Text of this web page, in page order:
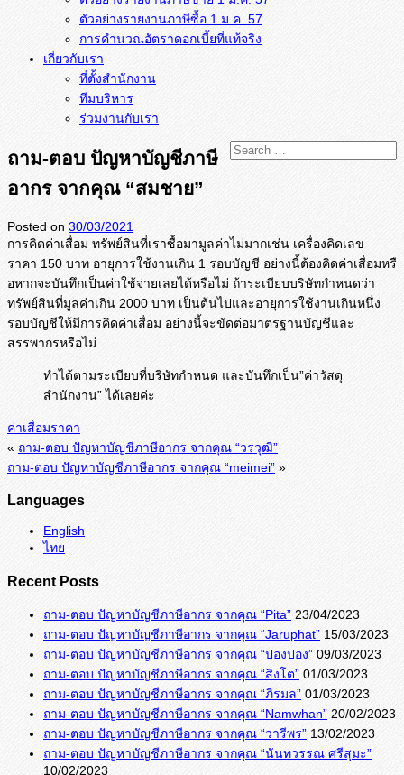
การคำนวณอัตราดอกเบี้ยที่แท้จริง
เกี่ยวกับเรา
ที่ตั้งสำนักงาน
ทีมบริหาร
ร่วมงานกับเรา
ถาม-ตอบ ปัญหาบัญชีภาษี
อากร จากคุณ “สมชาย”
Posted on 30/03/2021
การคิดค่าเสื่อม ทรัพย์สินที่เราซื้อมามูลค่าไม่มากเช่น เครื่องคิดเลข
ราคา 150 บาท อายุการใช้งานเกิน 1 รอบบัญชี อย่างนี้ต้องคิดค่าเสื่อมหรื
อหากจะบันทึกเป็นค่าใช้จ่ายเลยได้หรือไม่ ถ้าระเบียบบริษัทกำหนดว่า
ทรัพย์ฺสินที่มูลค่าเกิน 2000 บาท เป็นต้นไปและอายุการใช้งานเกินหนึ่ง
รอบบัญชีให้มีการคิดค่าเสื่อม อย่างนี้จะขัดต่อมาตรฐานบัญชีและ
สรรพากรหรือไม่
ทำได้ตามระเบียบที่บริษัทกำหนด และบันทึกเป็น”ค่าวัสดุ
สำนักงาน” ได้เลยค่ะ
ค่าเสื่อมราคา
« ถาม-ตอบ ปัญหาบัญชีภาษีอากร จากคุณ “วรวุฒิ”
ถาม-ตอบ ปัญหาบัญชีภาษีอากร จากคุณ “meimei” »
Languages
English
ไทย
Recent Posts
ถาม-ตอบ ปัญหาบัญชีภาษีอากร จากคุณ “Pita” 23/04/2023
ถาม-ตอบ ปัญหาบัญชีภาษีอากร จากคุณ “Jaruphat” 15/03/2023
ถาม-ตอบ ปัญหาบัญชีภาษีอากร จากคุณ “ปองปอง” 09/03/2023
ถาม-ตอบ ปัญหาบัญชีภาษีอากร จากคุณ “สิงโต” 01/03/2023
ถาม-ตอบ ปัญหาบัญชีภาษีอากร จากคุณ “ภิรมล” 01/03/2023
ถาม-ตอบ ปัญหาบัญชีภาษีอากร จากคุณ “Namwhan” 20/02/2023
ถาม-ตอบ ปัญหาบัญชีภาษีอากร จากคุณ “วารีพร” 13/02/2023
ถาม-ตอบ ปัญหาบัญชีภาษีอากร จากคุณ “นันทวรรณ ศรีสุมะ”
10/02/2023